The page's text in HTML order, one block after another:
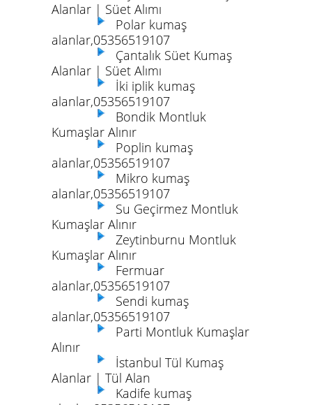
Alanlar | Süet Alımı
Polar kumaş
alanlar,05356519107
Çantalık Süet Kumaş
Alanlar | Süet Alımı
İki iplik kumaş
alanlar,05356519107
Bondik Montluk
Kumaşlar Alınır
Poplin kumaş
alanlar,05356519107
Mikro kumaş
alanlar,05356519107
Su Geçirmez Montluk
Kumaşlar Alınır
Zeytinburnu Montluk
Kumaşlar Alınır
Fermuar
alanlar,05356519107
Sendi kumaş
alanlar,05356519107
Parti Montluk Kumaşlar
Alınır
İstanbul Tül Kumaş
Alanlar | Tül Alan
Kadife kumaş